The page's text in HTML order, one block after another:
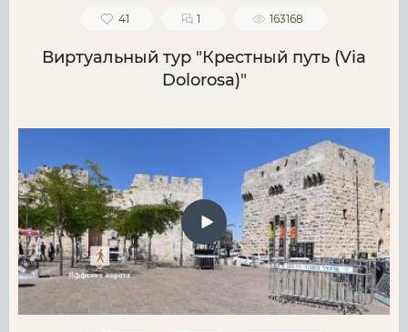
41 1 163168
Виртуальный тур "Крестный путь (Via
Dolorosa)"